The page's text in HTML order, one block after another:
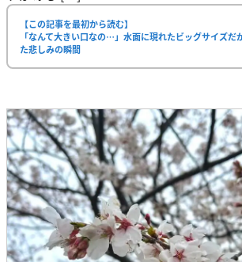
【この記事を最初から読む】
「なんて大きい口なの…」水面に現れたビッグサイズだ
た悲しみの瞬間